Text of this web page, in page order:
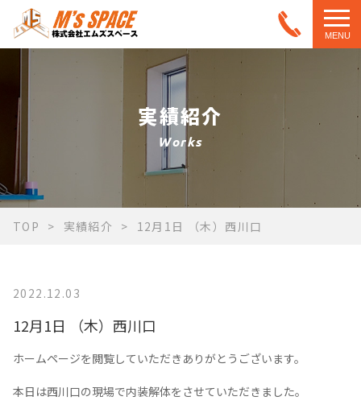
MENU
実績紹介
Works
TOP 実績紹介 12月1日 （木）西川口
2022.12.03
12月1日 （木）西川口
ホームページを閲覧していただきありがとうございます。
本日は西川口の現場で内装解体をさせていただきました。